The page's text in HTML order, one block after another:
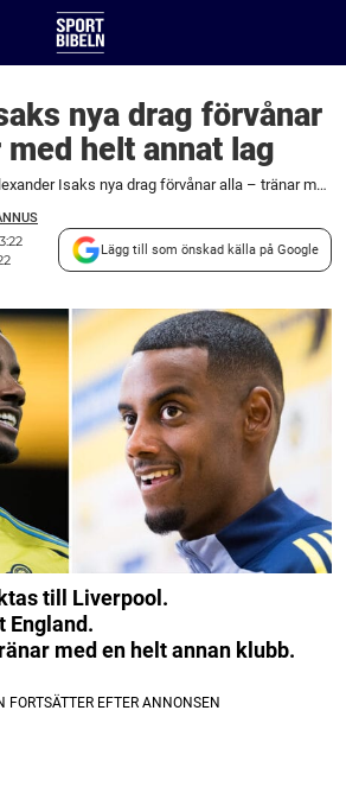
nya drag förvånar
helt annat lag
Alexander Isaks nya drag förvånar alla – tränar med helt annat lag
Lägg till som önskad källa på Google
till Liverpool.
England.
med en helt annan klubb.